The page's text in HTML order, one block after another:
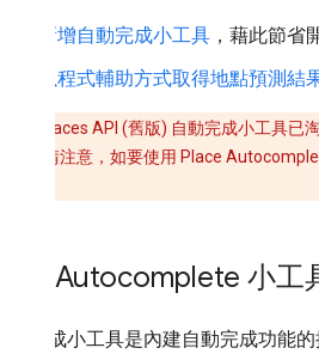
新增自動完成小工具 ，藉此節省
以程式輔助方式取得地點預測結
Places API (舊版) 自動完成小工具已淘
。請注意，如要使用 Place
新增 Autocomplete 小工
自動完成小工具是內建自動完成功能